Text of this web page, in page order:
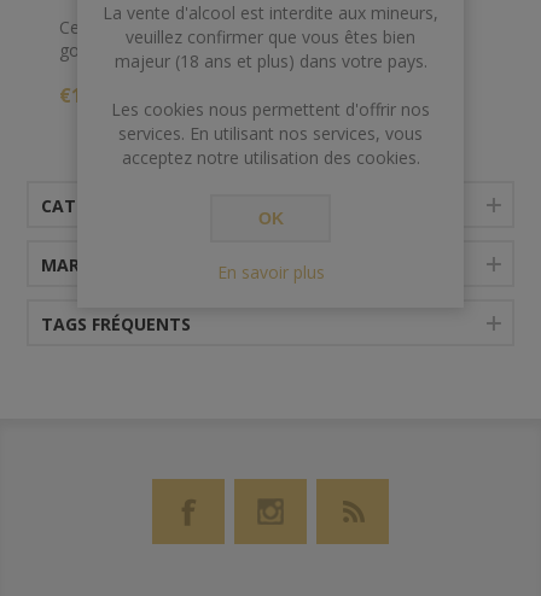
Ce Pinot Noir 2019 est un vin rouge léger et
gouleyant, expressif mêlant griotte et sous-bois qui
séduit par sa concentration et son ampleur, le fruit se
montre pur, charnu et intense, agrémenté d'un joli
registre épicé.
€17,00
CATÉGORIES
MARQUES
TAGS FRÉQUENTS
La vente d'alcool est interdite aux mineurs,
veuillez confirmer que vous êtes bien
majeur (18 ans et plus) dans votre pays.
Les cookies nous permettent d'offrir nos
services. En utilisant nos services, vous
acceptez notre utilisation des cookies.
OK
En savoir plus